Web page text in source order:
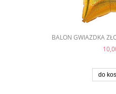
BALON GWIAZDKA
do